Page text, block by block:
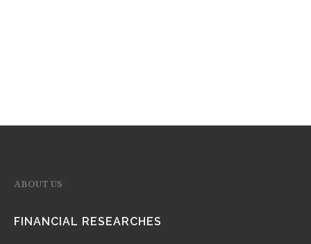
ABOUT US
FINANCIAL RESEARCHES